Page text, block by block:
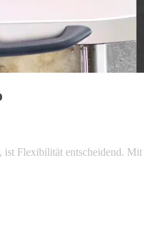
Flexibilität entscheidend.